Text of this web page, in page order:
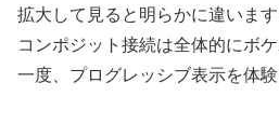
拡大して見ると明らかに違います
コンポジット接続は全体的にボケ
一度、プログレッシブ表示を体